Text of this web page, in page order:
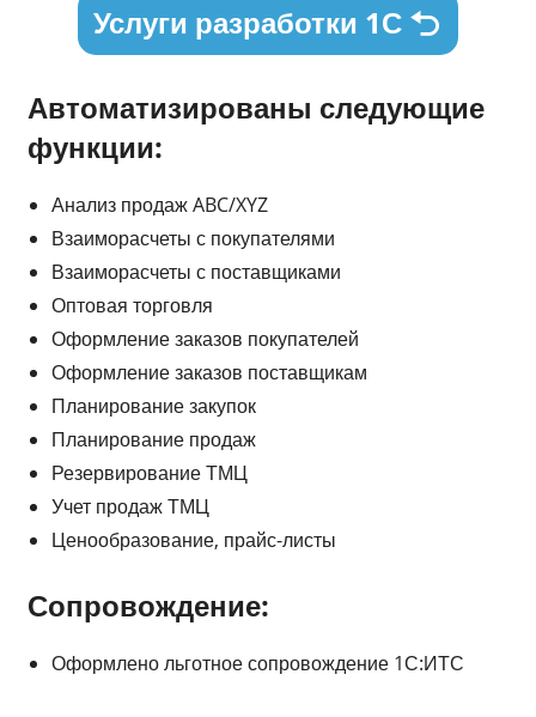
Услуги разработки 1С
Автоматизированы следующие
функции:
Анализ продаж ABC/XYZ
Взаиморасчеты с покупателями
Взаиморасчеты с поставщиками
Оптовая торговля
Оформление заказов покупателей
Оформление заказов поставщикам
Планирование закупок
Планирование продаж
Резервирование ТМЦ
Учет продаж ТМЦ
Ценообразование, прайс-листы
Сопровождение:
Оформлено льготное сопровождение 1С:ИТС